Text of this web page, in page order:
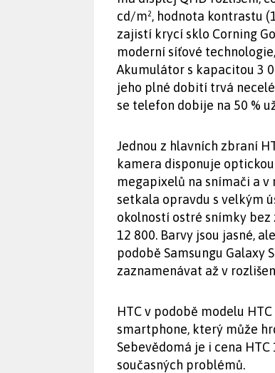
cd/m², hodnota kontrastu
zajistí krycí sklo Corning
moderní síťové
Akumulátor s kapacitou 3
jeho plné dobití trvá
se telefon dobije na 50 %
Jednou z hlavních zbraní
kamera disponuje
megapixelů na snímači a v
setkala opravdu s velkým
okolností ostré snímky bez
12 800. Barvy jsou jasné,
podobě Samsungu Galaxy
zaznamenávat až v
HTC v podobě modelu
smartphone, který může
Sebevědomá je i cena
současných problémů.